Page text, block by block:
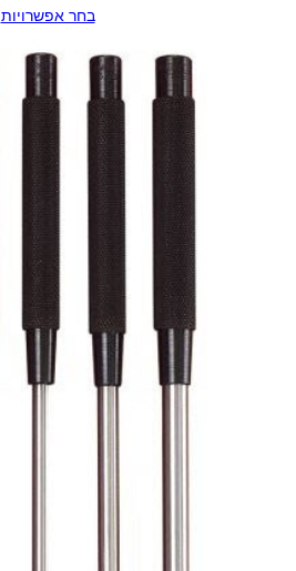
בחר אפשרויות